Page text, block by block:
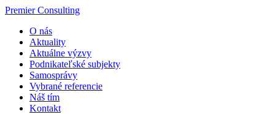
Premier Consulting
O nás
Aktuality
Aktuálne výzvy
Podnikateľské subjekty
Samosprávy
Vybrané referencie
Náš tím
Kontakt